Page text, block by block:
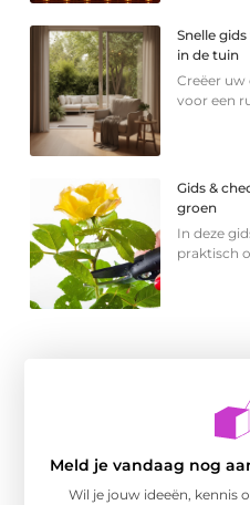
Snelle
in de tuin
Creëer uw
voor een
Gids &
groen
In deze
praktisch
Meld je vandaag nog
Wil je jouw ideeën, kennis